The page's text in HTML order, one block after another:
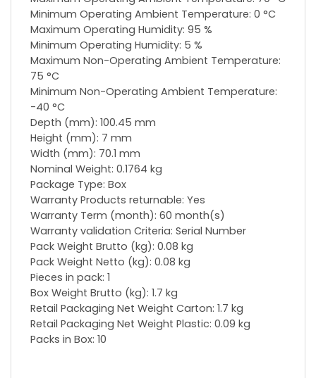
Minimum Operating Ambient Temperature: 0 °C
Maximum Operating Humidity: 95 %
Minimum Operating Humidity: 5 %
Maximum Non-Operating Ambient Temperature:
75 °C
Minimum Non-Operating Ambient Temperature:
-40 °C
Depth (mm): 100.45 mm
Height (mm): 7 mm
Width (mm): 70.1 mm
Nominal Weight: 0.1764 kg
Package Type: Box
Warranty Products returnable: Yes
Warranty Term (month): 60 month(s)
Warranty validation Criteria: Serial Number
Pack Weight Brutto (kg): 0.08 kg
Pack Weight Netto (kg): 0.08 kg
Pieces in pack: 1
Box Weight Brutto (kg): 1.7 kg
Retail Packaging Net Weight Carton: 1.7 kg
Retail Packaging Net Weight Plastic: 0.09 kg
Packs in Box: 10